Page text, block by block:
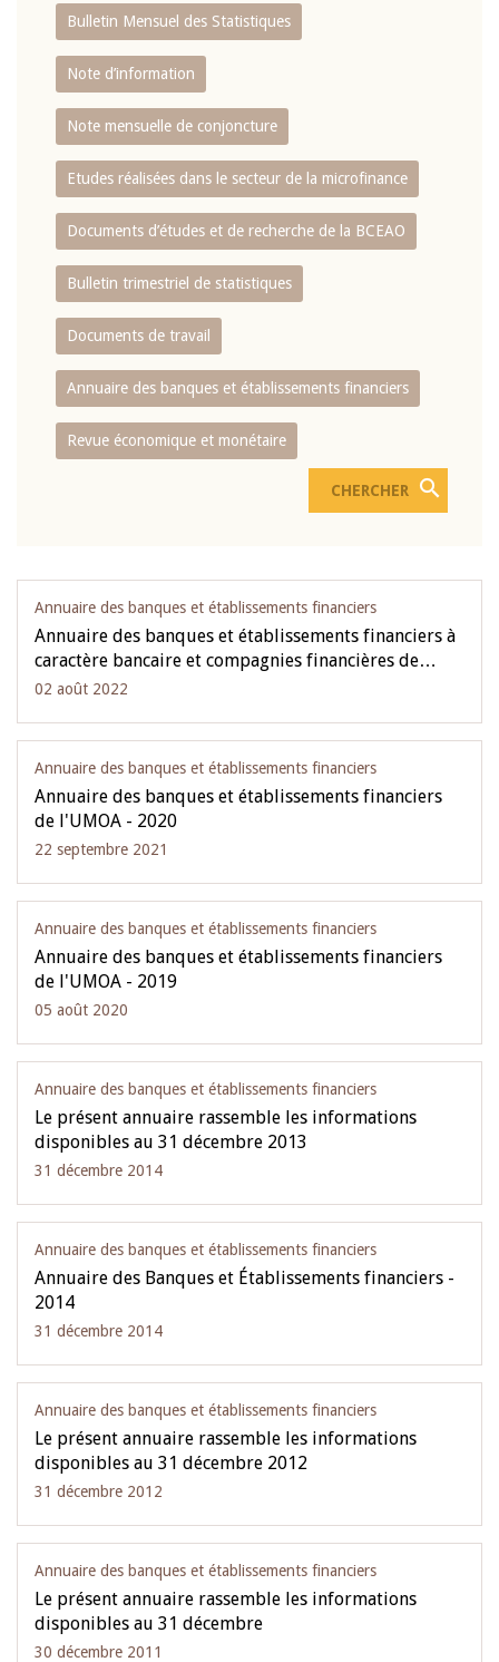
Bulletin Mensuel des Statistiques
Note d’information
Note mensuelle de conjoncture
Etudes réalisées dans le secteur de la microfinance
Documents d’études et de recherche de la BCEAO
Bulletin trimestriel de statistiques
Documents de travail
Annuaire des banques et établissements financiers
Revue économique et monétaire
Annuaire des banques et établissements financiers
Annuaire des banques et établissements financiers à
caractère bancaire et compagnies financières de…
02 août 2022
Annuaire des banques et établissements financiers
Annuaire des banques et établissements financiers
de l'UMOA - 2020
22 septembre 2021
Annuaire des banques et établissements financiers
Annuaire des banques et établissements financiers
de l'UMOA - 2019
05 août 2020
Annuaire des banques et établissements financiers
Le présent annuaire rassemble les informations
disponibles au 31 décembre 2013
31 décembre 2014
Annuaire des banques et établissements financiers
Annuaire des Banques et Établissements financiers -
2014
31 décembre 2014
Annuaire des banques et établissements financiers
Le présent annuaire rassemble les informations
disponibles au 31 décembre 2012
31 décembre 2012
Annuaire des banques et établissements financiers
Le présent annuaire rassemble les informations
disponibles au 31 décembre
30 décembre 2011